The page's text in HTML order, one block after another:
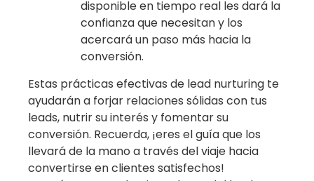
disponible en tiempo real les dará la
confianza que necesitan y los
acercará un paso más hacia la
conversión.
Estas prácticas efectivas de lead nurturing te
ayudarán a forjar relaciones sólidas con tus
leads, nutrir su interés y fomentar su
conversión. Recuerda, ¡eres el guía que los
llevará de la mano a través del viaje hacia
convertirse en clientes satisfechos!